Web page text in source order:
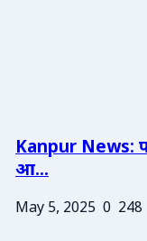
Kanpur News:
आ...
May 5, 2025 0 248